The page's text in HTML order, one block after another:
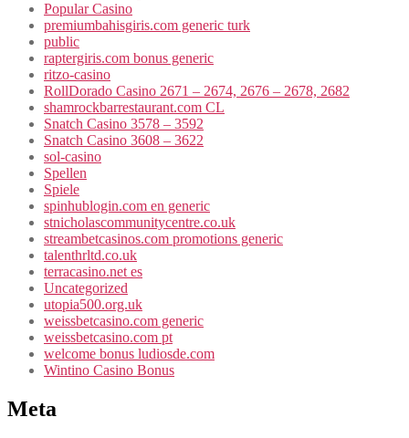
Popular Casino
premiumbahisgiris.com generic turk
public
raptergiris.com bonus generic
ritzo-casino
RollDorado Casino 2671 – 2674, 2676 – 2678, 2682
shamrockbarrestaurant.com CL
Snatch Casino 3578 – 3592
Snatch Casino 3608 – 3622
sol-casino
Spellen
Spiele
spinhublogin.com en generic
stnicholascommunitycentre.co.uk
streambetcasinos.com promotions generic
talenthrltd.co.uk
terracasino.net es
Uncategorized
utopia500.org.uk
weissbetcasino.com generic
weissbetcasino.com pt
welcome bonus ludiosde.com
Wintino Casino Bonus
Meta